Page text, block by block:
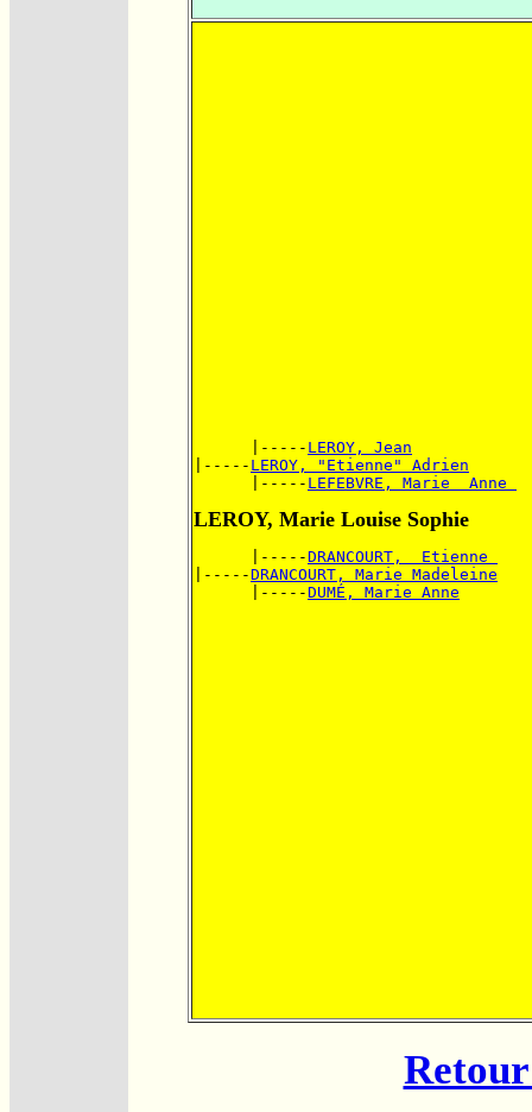
      |-----
LEROY, Jean
|----- LEROY, "Etienne" Adrien
      |-----
LEFEBVRE, Marie  Anne
LEROY, Marie Louise Sophie
      |-----
DRANCOURT,  Etienne
|-----DRANCOURT, Marie Madeleine
      |-----
DUMÉ, Marie Anne